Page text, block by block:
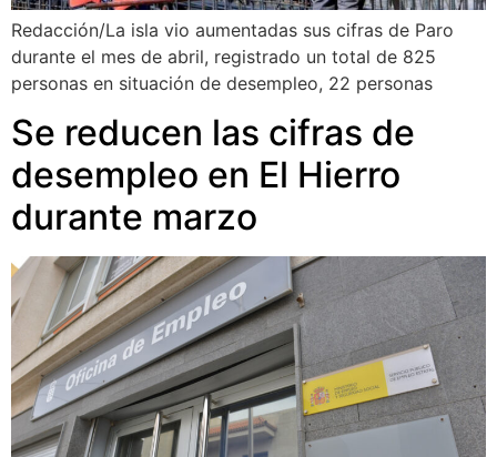
Redacción/La isla vio aumentadas sus cifras de Paro
durante el mes de abril, registrado un total de 825
personas en situación de desempleo, 22 personas
Se reducen las cifras de
desempleo en El Hierro
durante marzo